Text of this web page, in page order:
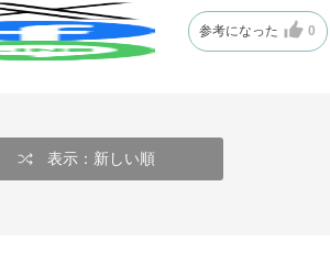
参考になった 0
表示：新しい順